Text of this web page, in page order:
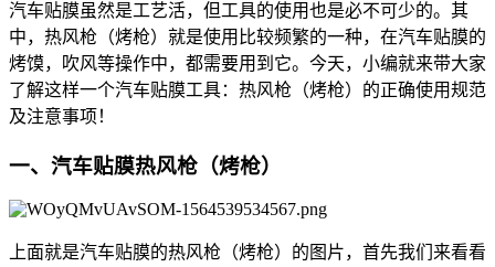
汽车贴膜虽然是工艺活，但工具的使用也是必不可少的。其
中，热风枪（烤枪）就是使用比较频繁的一种，在汽车贴膜的
烤馍，吹风等操作中，都需要用到它。今天，小编就来带大家
了解这样一个汽车贴膜工具：热风枪（烤枪）的正确使用规范
及注意事项！
一、汽车贴膜热风枪（烤枪）
上面就是汽车贴膜的热风枪（烤枪）的图片，首先我们来看看